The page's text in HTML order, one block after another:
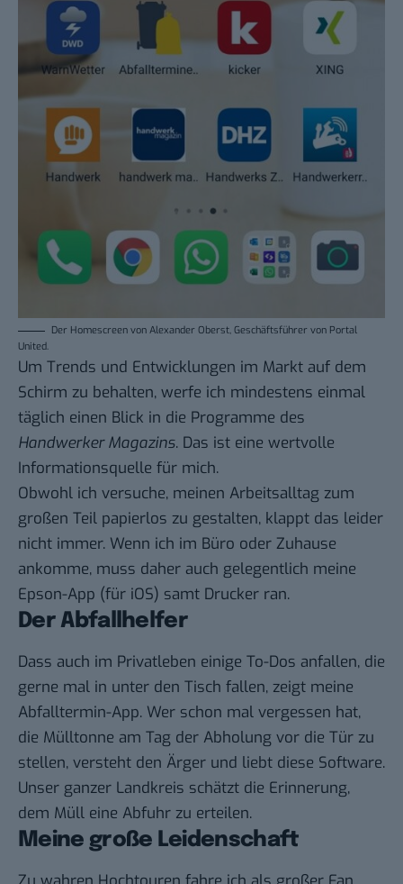
Der Homescreen von Alexander Oberst, Geschäftsführer von Portal
United.
Um Trends und Entwicklungen im Markt auf dem
Schirm zu behalten, werfe ich mindestens einmal
täglich einen Blick in die Programme des
Handwerker Magazins. Das ist eine wertvolle
Informationsquelle für mich.
Obwohl ich versuche, meinen Arbeitsalltag zum
großen Teil papierlos zu gestalten, klappt das leider
nicht immer. Wenn ich im Büro oder Zuhause
ankomme, muss daher auch gelegentlich meine
Epson-App (für iOS) samt Drucker ran.
Der Abfallhelfer
Dass auch im Privatleben einige To-Dos anfallen, die
gerne mal in unter den Tisch fallen, zeigt meine
Abfalltermin-App. Wer schon mal vergessen hat,
die Mülltonne am Tag der Abholung vor die Tür zu
stellen, versteht den Ärger und liebt diese Software.
Unser ganzer Landkreis schätzt die Erinnerung,
dem Müll eine Abfuhr zu erteilen.
Meine große Leidenschaft